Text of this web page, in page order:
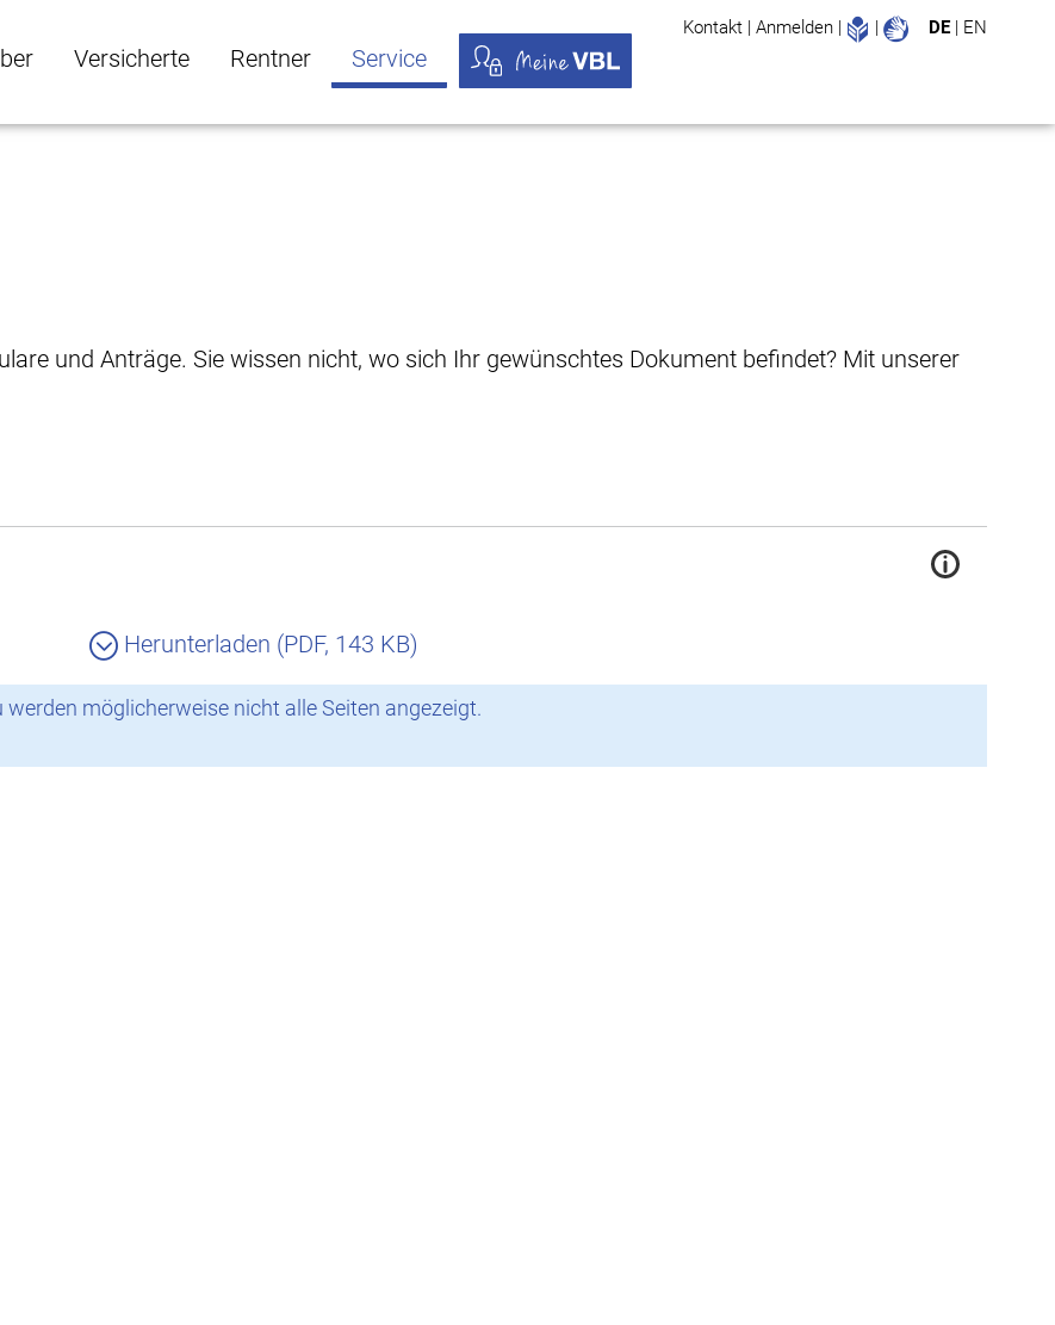
Versicherte Rentner Service
Kontakt | Anmelden | Leichte Sprache
| DE | EN
und Anträge. Sie wissen nicht, wo sich Ihr gewünschtes Dokument befindet? Mit unserer
Herunterladen (PDF, 143 KB)
möglicherweise nicht alle Seiten angezeigt.